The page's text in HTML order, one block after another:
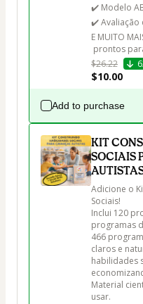
✔️ Modelo
✔️ Avaliação
E MUITO
prontos
$26.22
$10.00
Add to purchase
KIT
SOCIAIS
Adicione o
Sociais!
Inclui 120
programas
466
claros e
habilidades
Material
usar.